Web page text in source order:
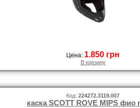
Цена: 1.850 грн
В корзину
Код: 224272.3119.007
каска SCOTT ROVE MIPS фио